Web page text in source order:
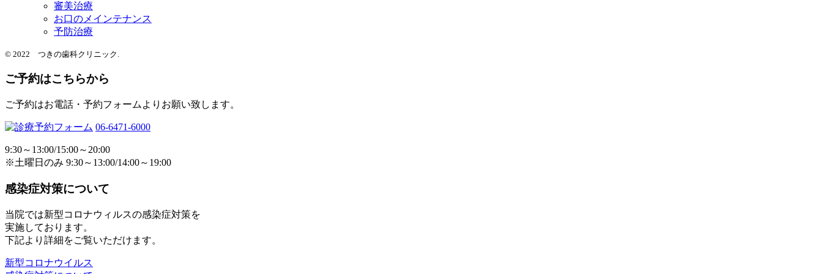
審美治療
お口のメインテナンス
予防治療
© 2022 つきの歯科クリニック.
ご予約はこちらから
ご予約はお電話・予約フォームよりお願い致します。
06-6471-6000
9:30～13:00/15:00～20:00
※土曜日のみ 9:30～13:00/14:00～19:00
感染症対策について
当院では新型コロナウィルスの感染症対策を
実施しております。
下記より詳細をご覧いただけます。
新型コロナウイルス